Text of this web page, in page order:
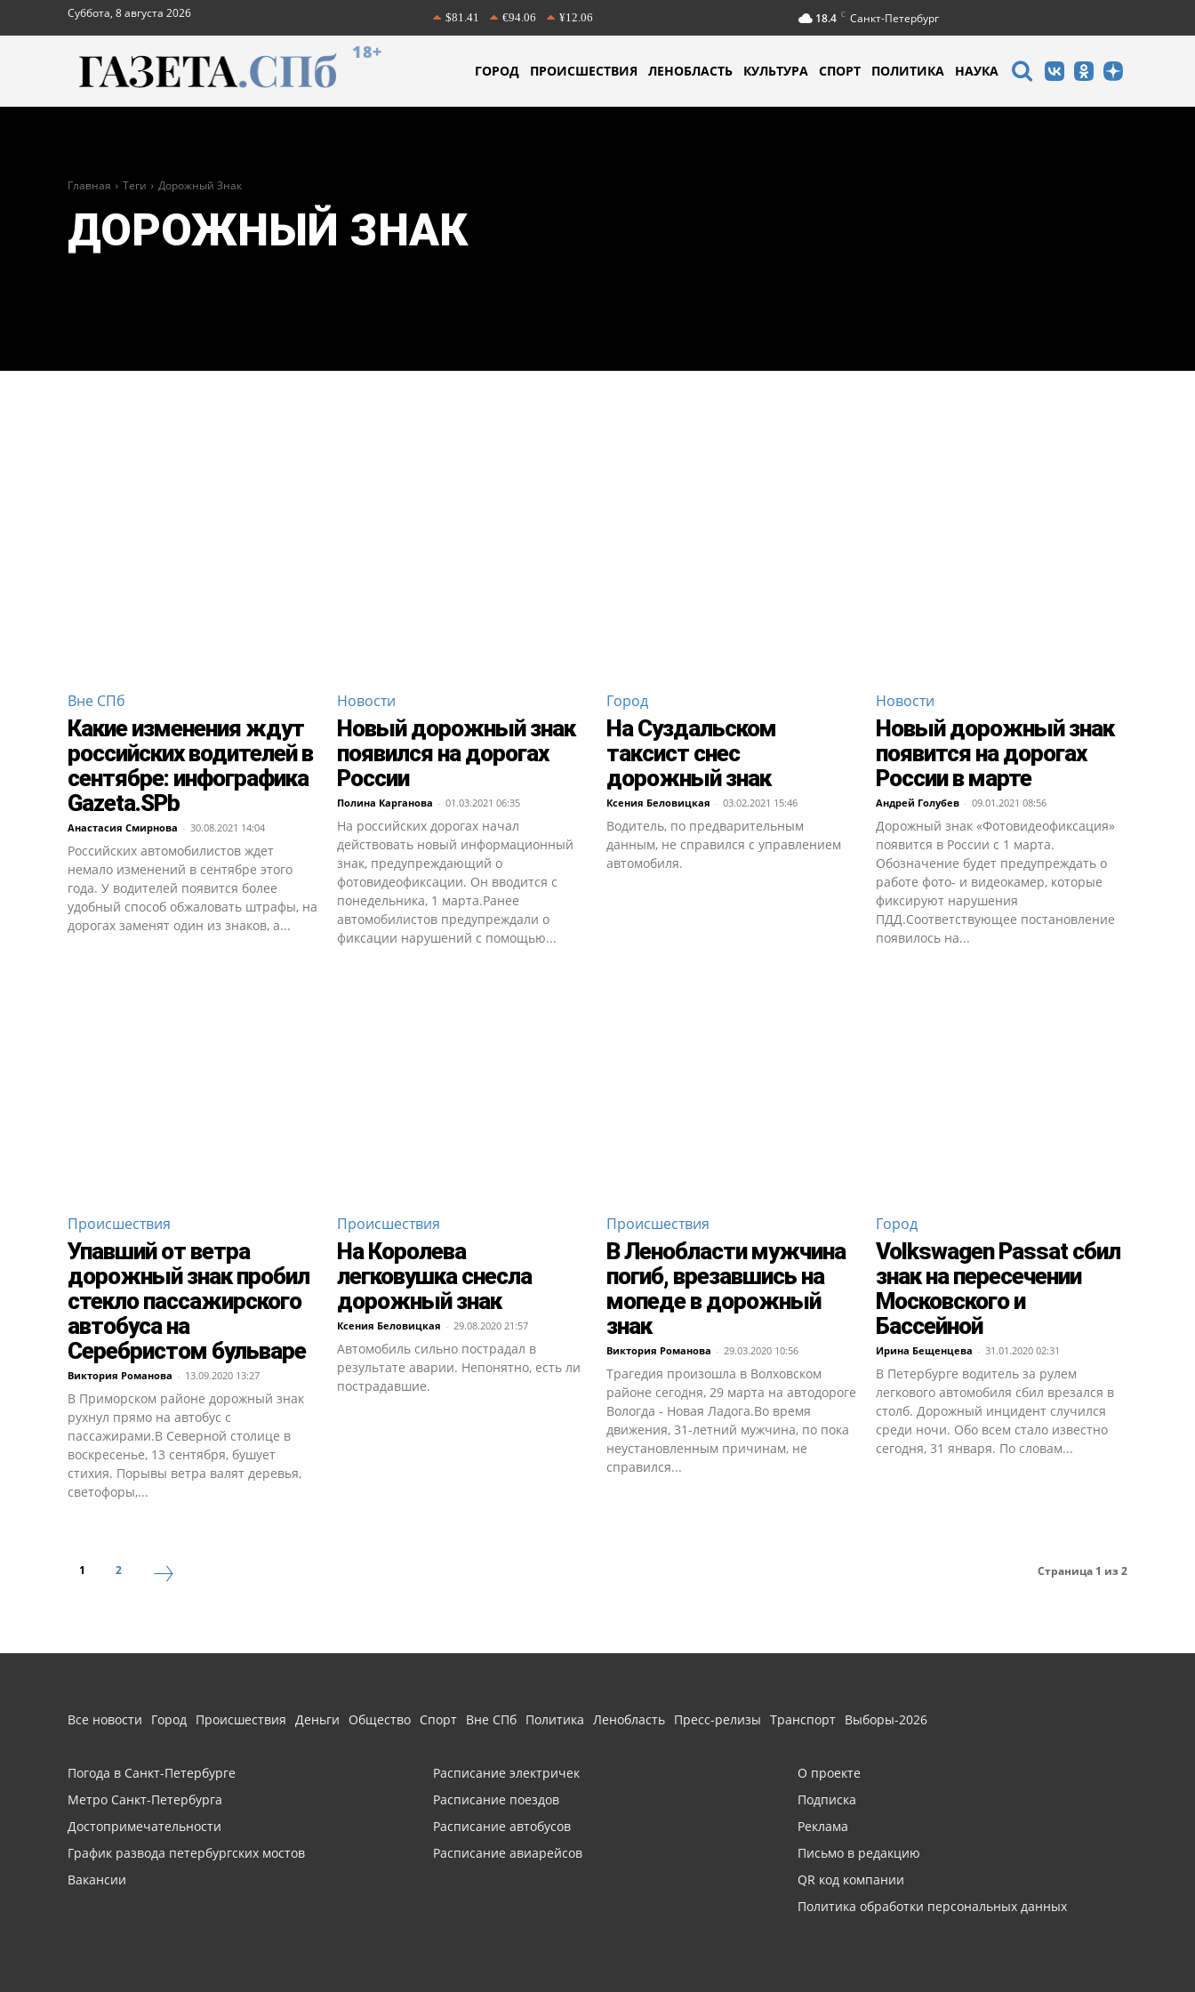
Суббота, 8 августа 2026 $81.41 €94.06 ¥12.06 18.4 C Санкт-Петербург
18+
ГОРОД ПРОИСШЕСТВИЯ ЛЕНОБЛАСТЬ КУЛЬТУРА СПОРТ ПОЛИТИКА НАУКА
Главная Теги Дорожный Знак
ДОРОЖНЫЙ ЗНАК
Вне СПб
Какие изменения ждут
российских водителей в
сентябре: инфографика
Gazeta.SPb
Анастасия Смирнова - 30.08.2021 14:04
Российских автомобилистов ждет
немало изменений в сентябре этого
года. У водителей появится более
удобный способ обжаловать штрафы, на
дорогах заменят один из знаков, а...
Новости
Новый дорожный знак
появился на дорогах
России
Полина Карганова - 01.03.2021 06:35
На российских дорогах начал
действовать новый информационный
знак, предупреждающий о
фотовидеофиксации. Он вводится с
понедельника, 1 марта.Ранее
автомобилистов предупреждали о
фиксации нарушений с помощью...
Город
На Суздальском
таксист снес
дорожный знак
Ксения Беловицкая - 03.02.2021 15:46
Водитель, по предварительным
данным, не справился с управлением
автомобиля.
Новости
Новый дорожный знак
появится на дорогах
России в марте
Андрей Голубев - 09.01.2021 08:56
Дорожный знак «Фотовидеофиксация»
появится в России с 1 марта.
Обозначение будет предупреждать о
работе фото- и видеокамер, которые
фиксируют нарушения
ПДД.Соответствующее постановление
появилось на...
Происшествия
Упавший от ветра
дорожный знак пробил
стекло пассажирского
автобуса на
Серебристом бульваре
Виктория Романова - 13.09.2020 13:27
В Приморском районе дорожный знак
рухнул прямо на автобус с
пассажирами.В Северной столице в
воскресенье, 13 сентября, бушует
стихия. Порывы ветра валят деревья,
светофоры,...
Происшествия
На Королева
легковушка снесла
дорожный знак
Ксения Беловицкая - 29.08.2020 21:57
Автомобиль сильно пострадал в
результате аварии. Непонятно, есть ли
пострадавшие.
Происшествия
В Ленобласти мужчина
погиб, врезавшись на
мопеде в дорожный
знак
Виктория Романова - 29.03.2020 10:56
Трагедия произошла в Волховском
районе сегодня, 29 марта на автодороге
Вологда - Новая Ладога.Во время
движения, 31-летний мужчина, по пока
неустановленным причинам, не
справился...
Город
Volkswagen Passat сбил
знак на пересечении
Московского и
Бассейной
Ирина Бещенцева - 31.01.2020 02:31
В Петербурге водитель за рулем
легкового автомобиля сбил врезался в
столб. Дорожный инцидент случился
среди ночи. Обо всем стало известно
сегодня, 31 января. По словам...
1 2 Страница 1 из 2
Все новости Город Происшествия Деньги Общество Спорт Вне СПб Политика Ленобласть Пресс-релизы Транспорт Выборы-2026
Погода в Санкт-Петербурге
Метро Санкт-Петербурга
Достопримечательности
График развода петербургских мостов
Вакансии
Расписание электричек
Расписание поездов
Расписание автобусов
Расписание авиарейсов
О проекте
Подписка
Реклама
Письмо в редакцию
QR код компании
Политика обработки персональных данных